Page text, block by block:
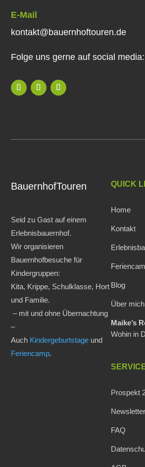
E-Mail
kontakt@bauernhoftouren.de
Folge uns gerne auf social media:
BauernhofTouren
Seid zu Gast auf einem
Erlebnisbauernhof.
Wir organisieren
Bauernhofbesuche für
Kindergruppen:
Kita, Krippe, Schulklasse, Hort
und Familie.
– mit und ohne Übernachtung
–
Auch Kindergeburtstage und
Feriencamp.
QUICK
Home
Kontakt
Blog
Über mich
Maike’s
Wohin in
Prospekt
FAQ